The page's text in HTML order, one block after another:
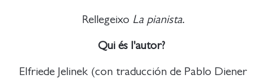
Rellegeixo La pianista.
Qui és l'autor?
Elfriede Jelinek (con traducción de Pablo Diener